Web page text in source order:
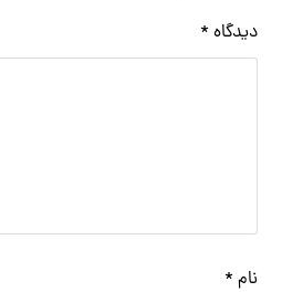
دیدگاه *
نام *